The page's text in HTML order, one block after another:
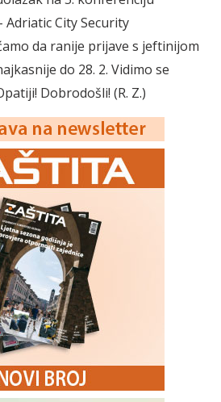
City Security
da ranije prijave s jeftinijom
do 28. 2. Vidimo se
Dobrodošli! (R. Z.)